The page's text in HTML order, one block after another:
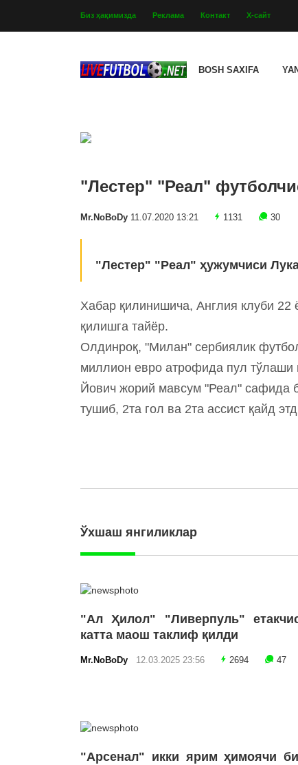
Биз ҳақимизда Реклама Контакт Х-сайт
BOSH SAXIFA
"Лестер" "Реал"
Mr.NoBoDy 11.07.2020 13:21 1131 30
"Лестер" "Реал" ҳужумчиси
Хабар қилинишича, Англия клуби
қилишга тайёр.
Олдинроқ, "Милан" сербиялик
миллион евро атрофида пул тўлаши
Йович жорий мавсум "Реал" сафида
тушиб, 2та гол ва 2та ассист қайд
Ўхшаш янгиликлар
"Ал Ҳилол" "Ливерпуль"
катта маош таклиф қилди
Mr.NoBoDy 12.03.2025 23:56 2694 47
"Арсенал" икки ярим ҳимоячи